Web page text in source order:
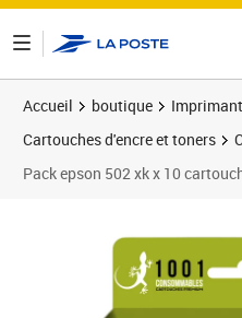
Accueil boutique
Cartouches d'encre et toners
Pack epson 502 xk x 10